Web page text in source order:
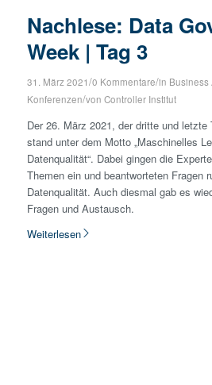
Nachlese: Data
Week | Tag 3
31. März 2021/0 Kommentare/in Business
Konferenzen/von Controller Institut
Der 26. März 2021, der dritte und letzte
stand unter dem Motto „Maschinelles
Datenqualität“. Dabei gingen die
Themen ein und beantworteten Fragen
Datenqualität. Auch diesmal gab es
Fragen und Austausch.
Weiterlesen